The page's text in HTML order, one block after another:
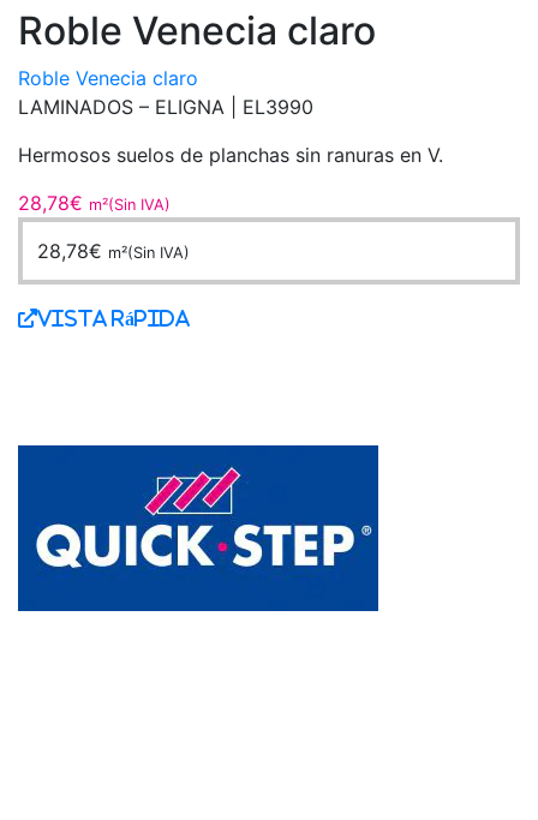
Roble Venecia claro
Roble Venecia claro
LAMINADOS – ELIGNA | EL3990
Hermosos suelos de planchas sin ranuras en V.
28,78€ m²(Sin IVA)
28,78€ m²(Sin IVA)
Vista Rápida